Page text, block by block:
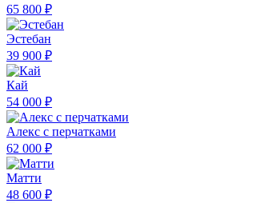
65 800 ₽
Эстебан
39 900 ₽
Кай
54 000 ₽
Алекс с перчатками
62 000 ₽
Матти
48 600 ₽